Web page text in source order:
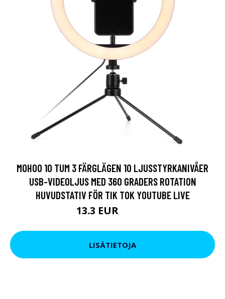
MOHOO 10 TUM 3 FÄRGLÄGEN 10 LJUSSTYRKANIVÅER
USB-VIDEOLJUS MED 360 GRADERS ROTATION
HUVUDSTATIV FÖR TIK TOK YOUTUBE LIVE
13.3 EUR
LISÄTIETOJA